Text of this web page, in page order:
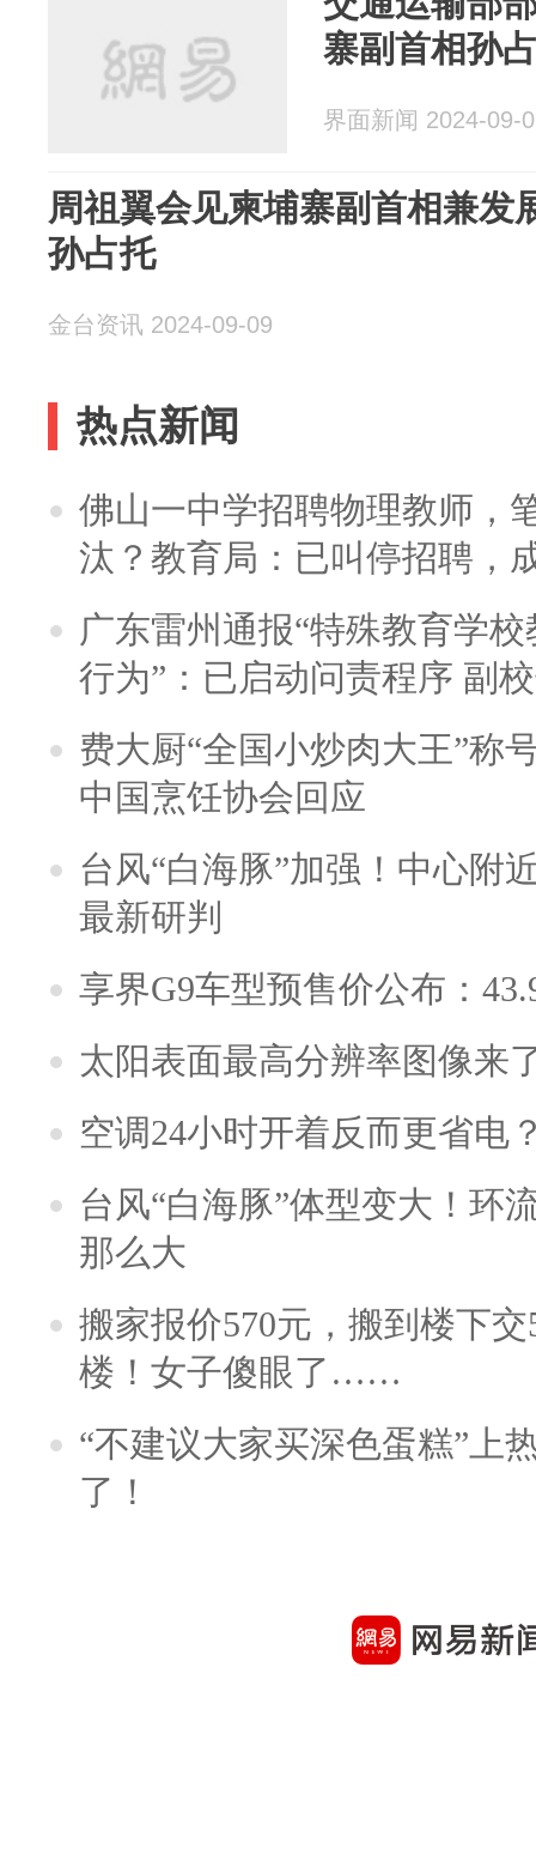
寨副首相孙
界面新闻 2024-09-
周祖翼会见柬埔寨副首相兼发
孙占托
金台资讯 2024-09-09
热点新闻
佛山一中学招聘物理教师，
汰？教育局：已叫停招聘，
广东雷州通报“特殊教育学
行为”：已启动问责程序 副
费大厨“全国小炒肉大王”称
中国烹饪协会回应
台风“白海豚”加强！中心附
最新研判
享界G9车型预售价公布：
太阳表面最高分辨率图像来
空调24小时开着反而更省电
台风“白海豚”体型变大！环
那么大
搬家报价570元，搬到楼下
楼！女子傻眼了……
“不建议大家买深色蛋糕”上
了！